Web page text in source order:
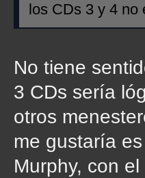
los CDs 3 y 4
No tiene
3 CDs sería
otros
me gustaría
Murphy, con